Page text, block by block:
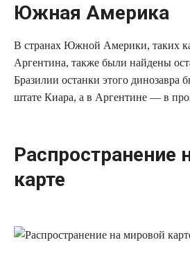
Южная Америка
В странах Южной Америки, таких
Аргентина, также были найдены
Бразилии останки этого динозавра
штате Киара, а в Аргентине — в
Распространение
карте